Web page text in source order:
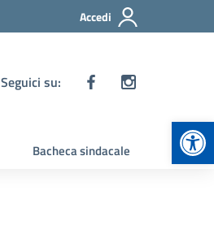
Accedi
Seguici su:
Bacheca sindacale